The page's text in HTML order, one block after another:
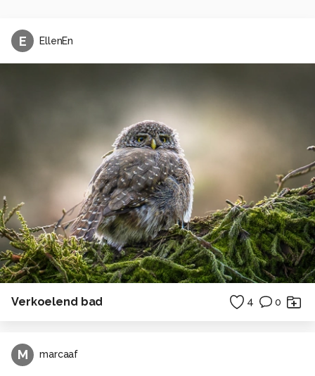
E EllenEn
Verkoelend bad 4 0
M marcaaf